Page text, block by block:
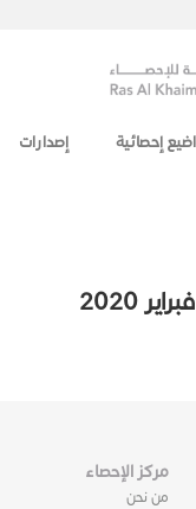
إحصائية إصدارات
2020
مركز الإحصاء
من نحن